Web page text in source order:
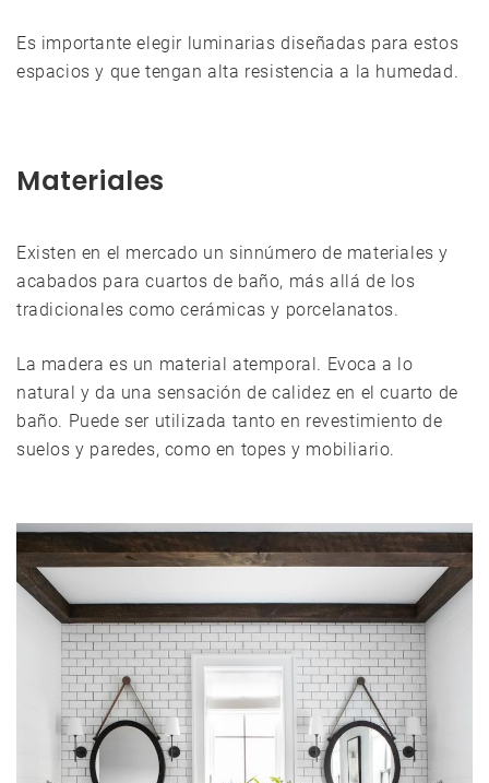
Es importante elegir luminarias diseñadas para estos
espacios y que tengan alta resistencia a la humedad.
Materiales
Existen en el mercado un sinnúmero de materiales y
acabados para cuartos de baño, más allá de los
tradicionales como cerámicas y porcelanatos.
La madera es un material atemporal. Evoca a lo
natural y da una sensación de calidez en el cuarto de
baño. Puede ser utilizada tanto en revestimiento de
suelos y paredes, como en topes y mobiliario.